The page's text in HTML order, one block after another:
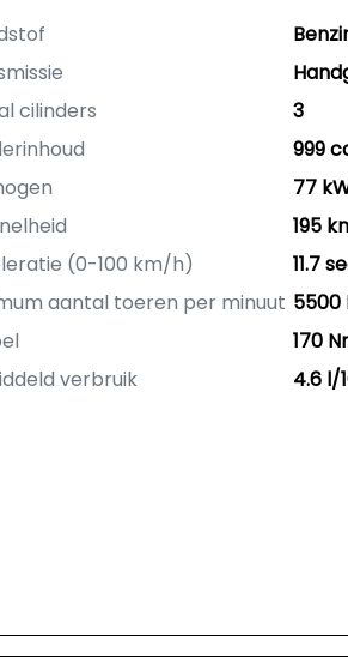
cilinders
3
999
77
195
(0-100 km/h)
11.7
aantal toeren per minuut 5500
170
verbruik
4.6 l/